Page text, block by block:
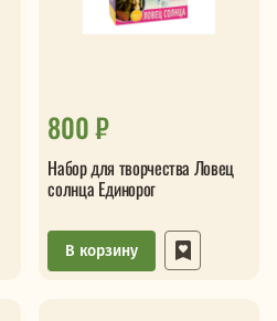
800 ₽
Набор для творчества Ловец
солнца Единорог
В корзину